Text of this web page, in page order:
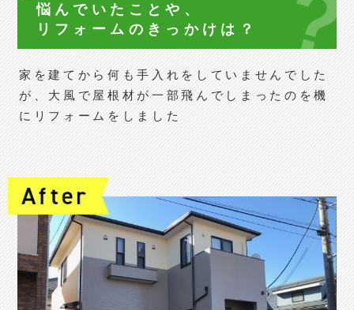
悩んでいたことや、
リフォームの きっかけは？
家を建てから何も手入れをしていませんでした
が、大風で屋根材が一部飛んでしまったのを機
にリフォームをしました